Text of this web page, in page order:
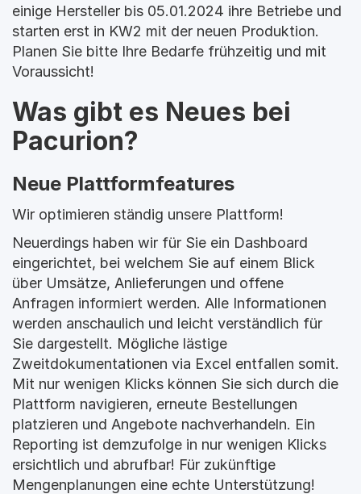
einige Hersteller bis 05.01.2024 ihre Betriebe und
starten erst in KW2 mit der neuen Produktion.
Planen Sie bitte Ihre Bedarfe frühzeitig und mit
Voraussicht!
Was gibt es Neues bei
Pacurion?
Neue Plattformfeatures
Wir optimieren ständig unsere Plattform!
Neuerdings haben wir für Sie ein Dashboard
eingerichtet, bei welchem Sie auf einem Blick
über Umsätze, Anlieferungen und offene
Anfragen informiert werden. Alle Informationen
werden anschaulich und leicht verständlich für
Sie dargestellt. Mögliche lästige
Zweitdokumentationen via Excel entfallen somit.
Mit nur wenigen Klicks können Sie sich durch die
Plattform navigieren, erneute Bestellungen
platzieren und Angebote nachverhandeln. Ein
Reporting ist demzufolge in nur wenigen Klicks
ersichtlich und abrufbar! Für zukünftige
Mengenplanungen eine echte Unterstützung!